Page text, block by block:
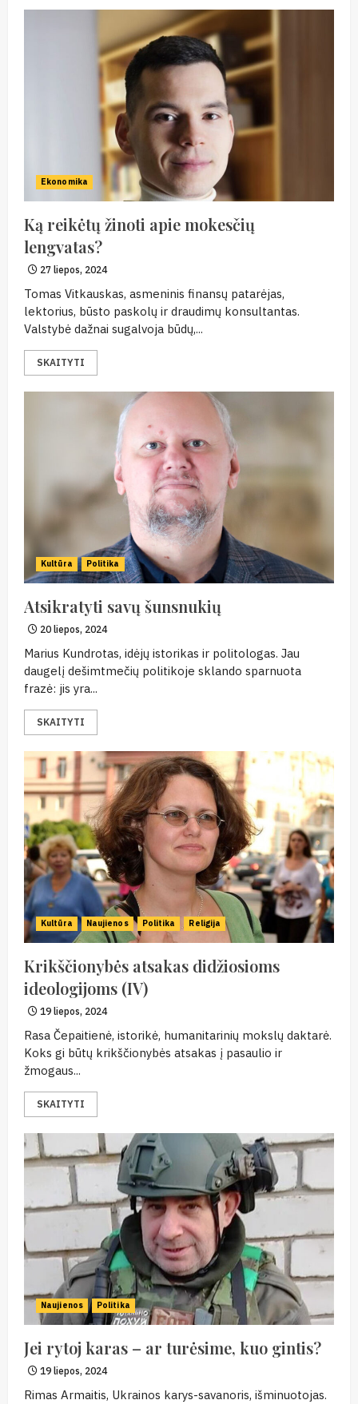
Ekonomika
Ką reikėtų žinoti apie mokesčių
lengvatas?
27 liepos, 2024
Tomas Vitkauskas, asmeninis finansų patarėjas,
lektorius, būsto paskolų ir draudimų konsultantas.
Valstybė dažnai sugalvoja būdų,...
SKAITYTI
Kultūra Politika
Atsikratyti savų šunsnukių
20 liepos, 2024
Marius Kundrotas, idėjų istorikas ir politologas. Jau
daugelį dešimtmečių politikoje sklando sparnuota
frazė: jis yra...
SKAITYTI
Kultūra Naujienos Politika Religija
Krikščionybės atsakas didžiosioms
ideologijoms (IV)
19 liepos, 2024
Rasa Čepaitienė, istorikė, humanitarinių mokslų daktarė.
Koks gi būtų krikščionybės atsakas į pasaulio ir
žmogaus...
SKAITYTI
Naujienos Politika
Jei rytoj karas – ar turėsime, kuo gintis?
19 liepos, 2024
Rimas Armaitis, Ukrainos karys-savanoris, išminuotojas.